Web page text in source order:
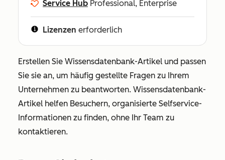
Service Hub Professional, Enterprise
Lizenzen erforderlich
Erstellen Sie Wissensdatenbank-Artikel und passen
Sie sie an, um häufig gestellte Fragen zu Ihrem
Unternehmen zu beantworten. Wissensdatenbank-
Artikel helfen Besuchern, organisierte Selfservice-
Informationen zu finden, ohne Ihr Team zu
kontaktieren.